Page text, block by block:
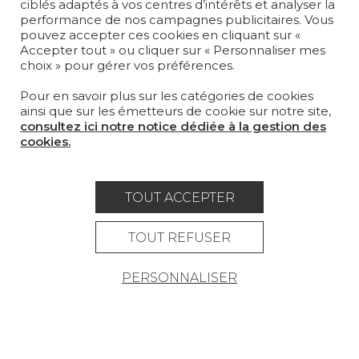
MOBILIER
PROJETS
SUR-MESURE
MAGAZINE
LA MAISON
ciblés adaptés à vos centres d’intérêts et analyser la
performance de nos campagnes publicitaires. Vous
pouvez accepter ces cookies en cliquant sur «
Accepter tout » ou cliquer sur « Personnaliser mes
choix » pour gérer vos préférences.
Pour en savoir plus sur les catégories de cookies
ainsi que sur les émetteurs de cookie sur notre site,
consultez ici notre notice dédiée à la gestion des
cookies.
TOUT ACCEPTER
TOUT REFUSER
PERSONNALISER